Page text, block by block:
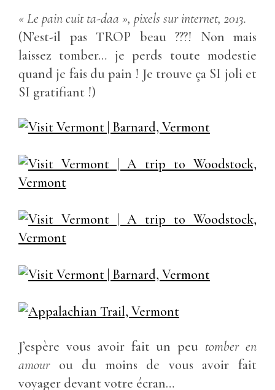
« Le pain cuit ta-daa », pixels sur internet, 2013.
(N’est-il pas TROP beau ???! Non mais
laissez tomber… je perds toute modestie
quand je fais du pain ! Je trouve ça SI joli et
SI gratifiant !)
J’espère vous avoir fait un peu tomber en
amourou du moins de vous avoir fait
voyager devant votre écran…